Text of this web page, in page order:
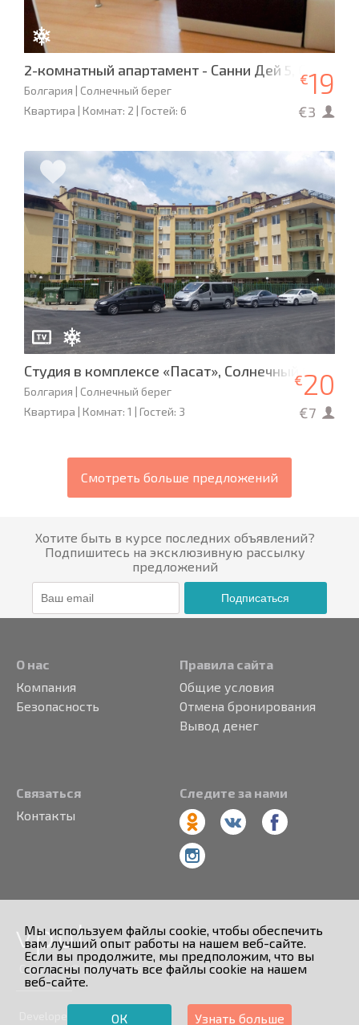
2-комнатный апартамент - Санни Дей 5,
Болгария | Солнечный берег
Квартира | Комнат: 2 | Гостей: 6
€19
€3
Студия в комплексе «Пасат», Солнечный берег
Болгария | Солнечный берег
Квартира | Комнат: 1 | Гостей: 3
€20
€7
Смотреть больше предложений
Мы используем файлы cookie, чтобы обеспечить
вам лучший опыт работы на нашем веб-сайте.
Если вы продолжите, мы предположим, что вы
согласны получать все файлы cookie на нашем
веб-сайте.
ОК Узнать больше
Хотите быть в курсе последних объявлений?
Подпишитесь на эксклюзивную рассылку
предложений
Подписаться
О нас
Компания
Безопасность
Правила сайта
Общие условия
Отмена бронирования
Вывод денег
Связаться
Контакты
Следите за нами
Copyright © 2013 - 2026